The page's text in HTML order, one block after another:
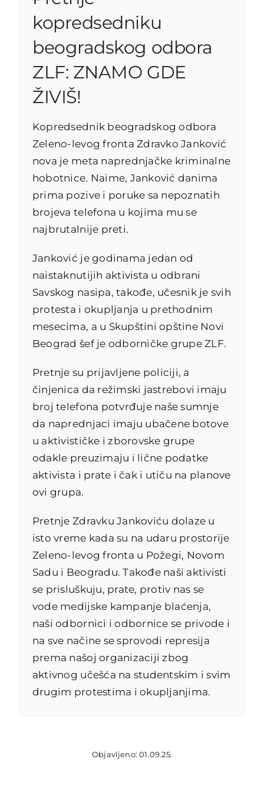
kopredsedniku
beogradskog odbora
ZLF: ZNAMO GDE
ŽIVIŠ!
Kopredsednik beogradskog odbora
Zeleno-levog fronta Zdravko Janković
nova je meta naprednjačke kriminalne
hobotnice. Naime, Janković danima
prima pozive i poruke sa nepoznatih
brojeva telefona u kojima mu se
najbrutalnije preti.
Janković je godinama jedan od
naistaknutijih aktivista u odbrani
Savskog nasipa, takođe, učesnik je svih
protesta i okupljanja u prethodnim
mesecima, a u Skupštini opštine Novi
Beograd šef je odborničke grupe ZLF.
Pretnje su prijavljene policiji, a
činjenica da režimski jastrebovi imaju
broj telefona potvrđuje naše sumnje
da naprednjaci imaju ubačene botove
u aktivističke i zborovske grupe
odakle preuzimaju i lične podatke
aktivista i prate i čak i utiču na planove
ovi grupa.
Pretnje Zdravku Jankoviću dolaze u
isto vreme kada su na udaru prostorije
Zeleno-levog fronta u Požegi, Novom
Sadu i Beogradu. Takođe naši aktivisti
se prisluškuju, prate, protiv nas se
vode medijske kampanje blaćenja,
naši odbornici i odbornice se privode i
na sve načine se sprovodi represija
prema našoj organizaciji zbog
aktivnog učešća na studentskim i svim
drugim protestima i okupljanjima.
Objavljeno: 01.09.25.